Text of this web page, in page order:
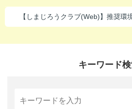
【しまじろうクラブ(Web)】推奨環
キーワード